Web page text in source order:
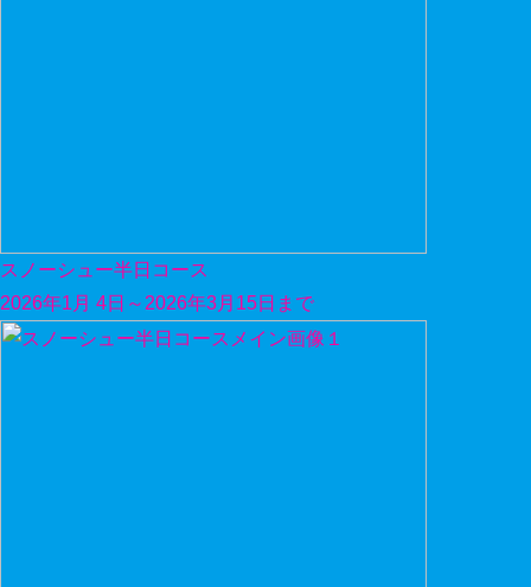
スノーシュー半日コース
2026年1月 4日～2026年3月15日まで